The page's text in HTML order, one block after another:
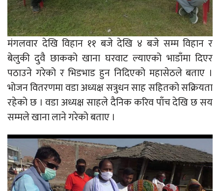
मंगलवार देखि विहान ११ बजे देखि ४ बजे सम्म विहान र
बेलुकी दुवै छाकको खाना घरवाट ल्याएको भाडाँमा दिएर
पठाउने गरेको र भिडभाड हुन निदिएको महासेठले बताए ।
भोजन वितरणमा वडा अध्यक्ष सत्रुधन साह सहितको सक्रियता
रहेको छ । वडा अध्यक्ष साहले दैनिक करिव पाँच देखि छ सय
सम्मले खाना लाने गरेको बताए ।